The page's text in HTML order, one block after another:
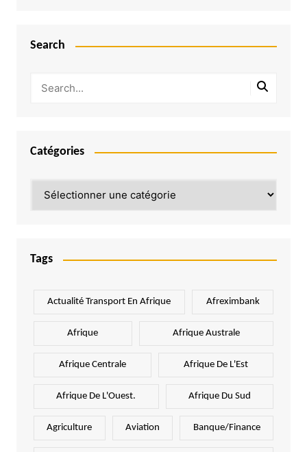
Search
Catégories
Tags
Actualité Transport En Afrique Afreximbank
Afrique Afrique Australe
Afrique Centrale Afrique De L'Est
Afrique De L'Ouest. Afrique Du Sud
Agriculture Aviation Banque/Finance